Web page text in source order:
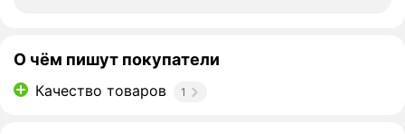
О чём пишут покупатели
Качество товаров 1